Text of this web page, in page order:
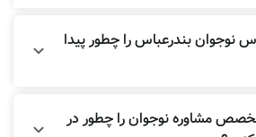
است (به‌ویژه در بخش کورتکس
است). این یعنی رفتارهایی مثل
"طبیعی" و کدام یک نشانه "اختلال"
نوجوان بندرعباس را چطور پیدا
مشاوره نوجوان را چطور در